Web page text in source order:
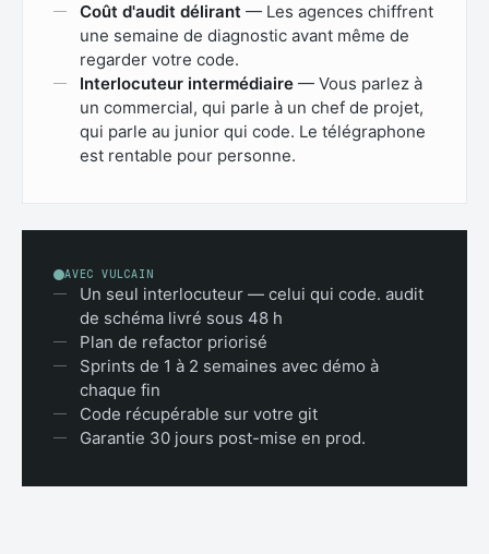
Coût d'audit délirant — Les agences chiffrent
une semaine de diagnostic avant même de
regarder votre code.
Interlocuteur intermédiaire — Vous parlez à
un commercial, qui parle à un chef de projet,
qui parle au junior qui code. Le télégraphone
est rentable pour personne.
AVEC VULCAIN
Un seul interlocuteur — celui qui code. audit
de schéma livré sous 48 h
Plan de refactor priorisé
Sprints de 1 à 2 semaines avec démo à
chaque fin
Code récupérable sur votre git
Garantie 30 jours post-mise en prod.